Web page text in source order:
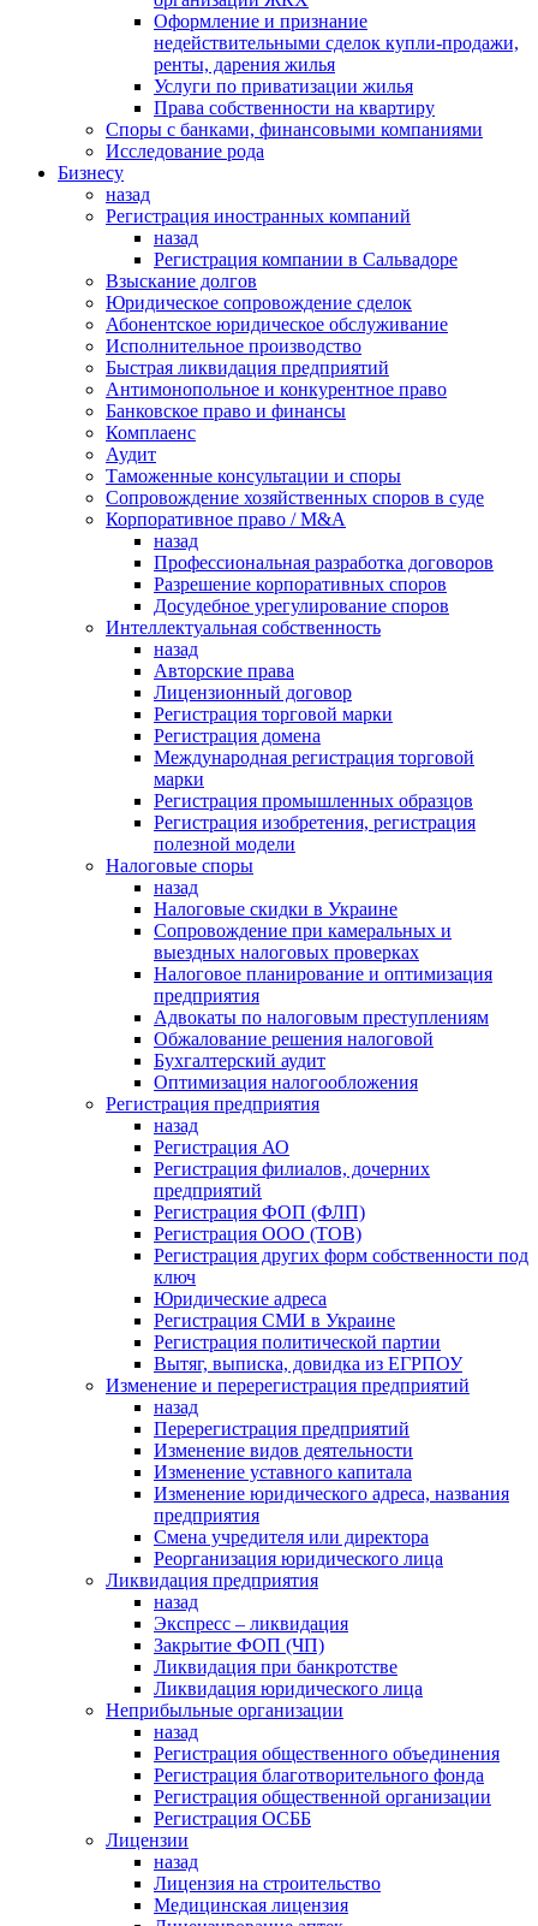
Оформление и признание
недействительными сделок купли-продажи,
ренты, дарения жилья
Услуги по приватизации жилья
Права собственности на квартиру
Cпоры с банками, финансовыми компаниями
Исследование рода
Бизнесу
назад
Регистрация иностранных компаний
назад
Регистрация компании в Сальвадоре
Взыскание долгов
Юридическое сопровождение сделок
Абонентское юридическое обслуживание
Исполнительное производство
Быстрая ликвидация предприятий
Антимонопольное и конкурентное право
Банковское право и финансы
Комплаенс
Аудит
Таможенные консультации и споры
Сопровождение хозяйственных споров в суде
Корпоративное право / M&A
назад
Профессиональная разработка договоров
Разрешение корпоративных споров
Досудебное урегулирование споров
Интеллектуальная собственность
назад
Авторские права
Лицензионный договор
Регистрация торговой марки
Регистрация домена
Международная регистрация торговой
марки
Регистрация промышленных образцов
Регистрация изобретения, регистрация
полезной модели
Налоговые споры
назад
Налоговые скидки в Украине
Сопровождение при камеральных и
выездных налоговых проверках
Налоговое планирование и оптимизация
предприятия
Адвокаты по налоговым преступлениям
Обжалование решения налоговой
Бухгалтерский аудит
Оптимизация налогообложения
Регистрация предприятия
назад
Регистрация АО
Регистрация филиалов, дочерних
предприятий
Регистрация ФОП (ФЛП)
Регистрация ООО (ТОВ)
Регистрация других форм собственности под
ключ
Юридические адреса
Регистрация СМИ в Украине
Регистрация политической партии
Вытяг, выписка, довидка из ЕГРПОУ
Изменение и перерегистрация предприятий
назад
Перерегистрация предприятий
Изменение видов деятельности
Изменение уставного капитала
Изменение юридического адреса, названия
предприятия
Смена учредителя или директора
Реорганизация юридического лица
Ликвидация предприятия
назад
Экспресс – ликвидация
Закрытие ФОП (ЧП)
Ликвидация при банкротстве
Ликвидация юридического лица
Неприбыльные организации
назад
Регистрация общественного объединения
Регистрация благотворительного фонда
Регистрация общественной организации
Регистрация ОСББ
Лицензии
назад
Лицензия на строительство
Медицинская лицензия